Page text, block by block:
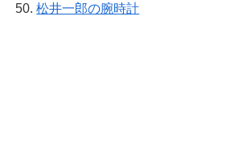
松井一郎の腕時計